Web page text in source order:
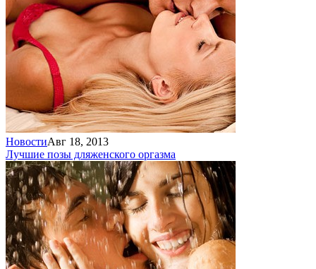
НовостиАвг 18, 2013
Лучшие позы дляженского оргазма